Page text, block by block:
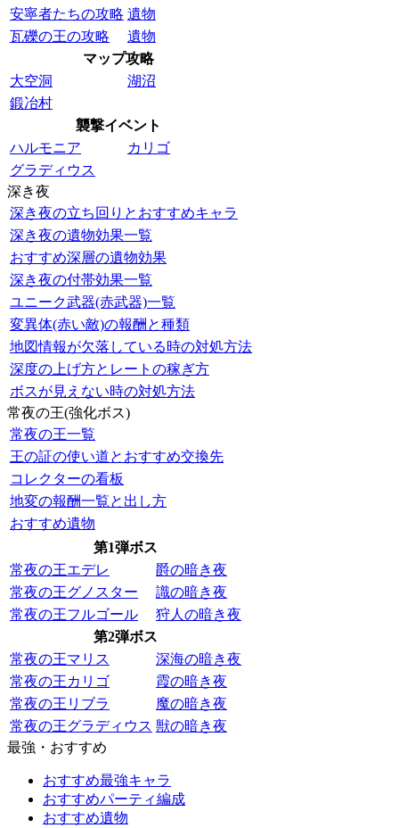
安寧者たちの攻略 遺物
瓦礫の王の攻略
遺物
マップ攻略
大空洞
湖沼
鍛冶村
襲撃イベント
ハルモニア
カリゴ
グラディウス
深き夜
深き夜の立ち回りとおすすめキャラ
深き夜の遺物効果一覧
おすすめ深層の遺物効果
深き夜の付帯効果一覧
ユニーク武器(赤武器)一覧
変異体(赤い敵)の報酬と種類
地図情報が欠落している時の対処方法
深度の上げ方とレートの稼ぎ方
ボスが見えない時の対処方法
常夜の王(強化ボス)
常夜の王一覧
王の証の使い道とおすすめ交換先
コレクターの看板
地変の報酬一覧と出し方
おすすめ遺物
第1弾ボス
常夜の王エデレ
爵の暗き夜
常夜の王グノスター
識の暗き夜
常夜の王フルゴール
狩人の暗き夜
第2弾ボス
常夜の王マリス
深海の暗き夜
常夜の王カリゴ
霞の暗き夜
常夜の王リブラ
魔の暗き夜
常夜の王グラディウス 獣の暗き夜
最強・おすすめ
おすすめ最強キャラ
おすすめパーティ編成
おすすめ遺物